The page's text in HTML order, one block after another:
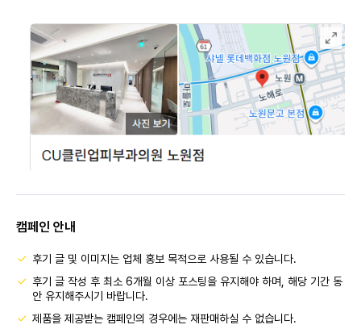
캠페인 안내
후기 글 및 이미지는 업체 홍보 목적으로 사용될 수 있습니다.
후기 글 작성 후 최소 6개월 이상 포스팅을 유지해야 하며, 해당 기간 동
안 유지해주시기 바랍니다.
제품을 제공받는 캠페인의 경우에는 재판매하실 수 없습니다.